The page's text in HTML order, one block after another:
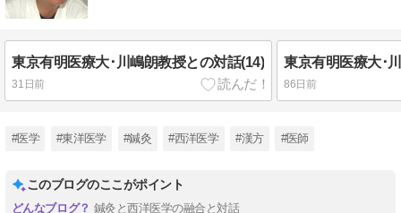
東京有明医療大･川嶋朗教授との対話(14)
31日前
東京有明医療大･
86日前
#医学 #東洋医学 #鍼灸 #西洋医学 #漢方 #医師
このブログのここがポイント
鍼灸と西洋医学の融合と対話